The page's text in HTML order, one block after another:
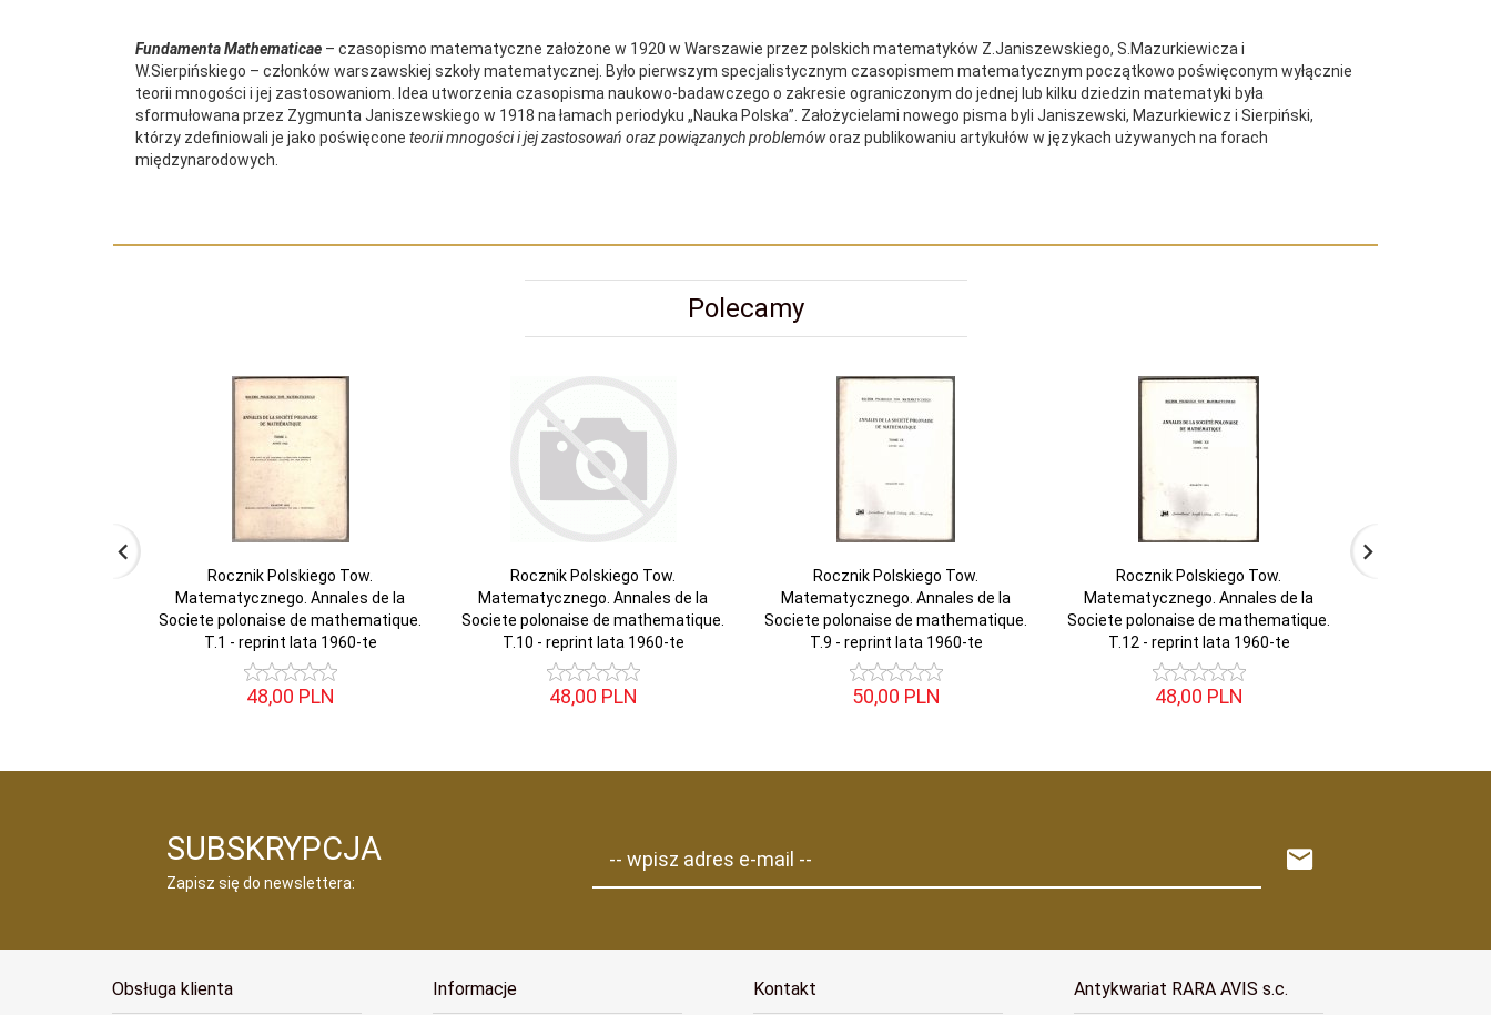
Fundamenta Mathematicae – czasopismo matematyczne założone w 1920 w Warszawie przez polskich matematyków Z.Janiszewskiego, S.Mazurkiewicza i
W.Sierpińskiego – członków warszawskiej szkoły matematycznej. Było pierwszym specjalistycznym czasopismem matematycznym początkowo poświęconym wyłącznie
teorii mnogości i jej zastosowaniom. Idea utworzenia czasopisma naukowo-badawczego o zakresie ograniczonym do jednej lub kilku dziedzin matematyki była
sformułowana przez Zygmunta Janiszewskiego w 1918 na łamach periodyku „Nauka Polska”. Założycielami nowego pisma byli Janiszewski, Mazurkiewicz i Sierpiński,
którzy zdefiniowali je jako poświęcone teorii mnogości i jej zastosowań oraz powiązanych problemóworaz publikowaniu artykułów w językach używanych na forach
międzynarodowych.
Polecamy
Rocznik Polskiego Tow.
Matematycznego. Annales de la
Societe polonaise de mathematique.
T.1 - reprint lata 1960-te
48,00 PLN
Rocznik Polskiego Tow.
Matematycznego. Annales de la
Societe polonaise de mathematique.
T.10 - reprint lata 1960-te
48,00 PLN
Rocznik Polskiego Tow.
Matematycznego. Annales de la
Societe polonaise de mathematique.
T.9 - reprint lata 1960-te
50,00 PLN
Rocznik Polskiego Tow.
Matematycznego. Annales de la
Societe polonaise de mathematique.
T.12 - reprint lata 1960-te
48,00 PLN
SUBSKRYPCJA
Zapisz się do newslettera:
-- wpisz adres e-mail --
Obsługa klienta Informacje Kontakt Antykwariat RARA AVIS s.c.